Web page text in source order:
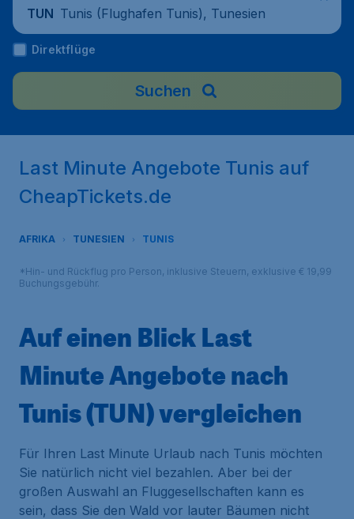
TUN Tunis (Flughafen Tunis), Tunesien
Direktflüge
Suchen
Last Minute Angebote Tunis auf
CheapTickets.de
AFRIKA TUNESIEN TUNIS
*Hin- und Rückflug pro Person, inklusive Steuern, exklusive € 19,99
Buchungsgebühr.
Auf einen Blick Last
Minute Angebote nach
Tunis (TUN) vergleichen
Für Ihren Last Minute Urlaub nach Tunis möchten
Sie natürlich nicht viel bezahlen. Aber bei der
großen Auswahl an Fluggesellschaften kann es
sein, dass Sie den Wald vor lauter Bäumen nicht